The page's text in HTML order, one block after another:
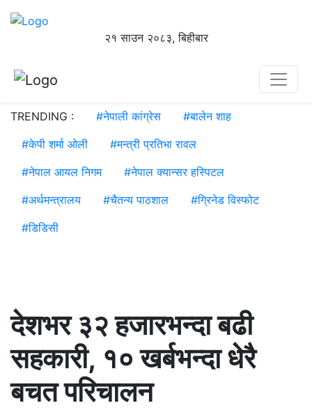
२१ साउन २०८३, बिहीबार
TRENDING : #नेपाली कांग्रेस #बालेन शाह
#केपी शर्मा ओली #मन्त्री प्रतिभा रावल
#नेपाल आयल निगम #नेपाल क्यान्सर हस्पिटल
#अर्थमन्त्रालय #चैतन्य पाठशाल #ग्रिनेड विस्फोट
#डिडिसी
देशभर ३२ हजारभन्दा बढी
सहकारी, १० खर्बभन्दा धेरै
बचत परिचालन